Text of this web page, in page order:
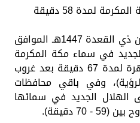
لمدة 58 دقيقة
و​في يوم الرؤية الأحد 29 من ذي القعدة 1447هـ الموافق
الجديد في سماء مكة المكرمة
لمدة 58 دقيقة، وفي القاهرة لمدة 67 دقيقة بعد غروب
وفي باقي محافظات
الهلال الجديد في سمائها
دقيقة).